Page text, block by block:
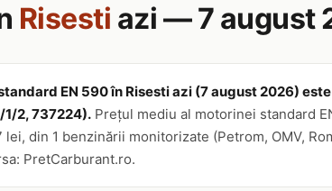
Risesti azi — 7 august
EN 590 în Risesti azi (7 august 2026)
1/2, 737224). Prețul mediu al motorinei standard
din 1 benzinării monitorizate (Petrom, OMV,
PretCarburant.ro.